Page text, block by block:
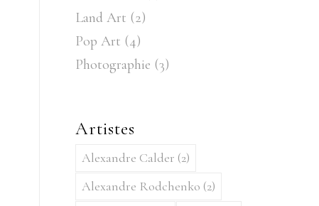
Land Art (2)
Pop Art (4)
Photographie (3)
Artistes
Alexandre Calder (2)
Alexandre Rodchenko (2)